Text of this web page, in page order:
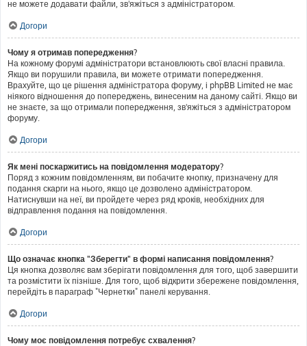
не можете додавати файли, зв'яжіться з адміністратором.
Догори
Чому я отримав попередження?
На кожному форумі адміністратори встановлюють свої власні правила.
Якщо ви порушили правила, ви можете отримати попередження.
Врахуйте, що це рішення адміністратора форуму, і phpBB Limited не має
ніякого відношення до попереджень, винесеним на даному сайті. Якщо ви
не знаєте, за що отримали попередження, зв'яжіться з адміністратором
форуму.
Догори
Як мені поскаржитись на повідомлення модератору?
Поряд з кожним повідомленням, ви побачите кнопку, призначену для
подання скарги на нього, якщо це дозволено адміністратором.
Натиснувши на неї, ви пройдете через ряд кроків, необхідних для
відправлення подання на повідомлення.
Догори
Що означає кнопка "Зберегти" в формі написання повідомлення?
Ця кнопка дозволяє вам зберігати повідомлення для того, щоб завершити
та розмістити їх пізніше. Для того, щоб відкрити збережене повідомлення,
перейдіть в параграф "Чернетки" панелі керування.
Догори
Чому моє повідомлення потребує схвалення?